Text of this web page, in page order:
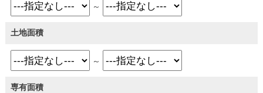
～
土地面積
～
専有面積